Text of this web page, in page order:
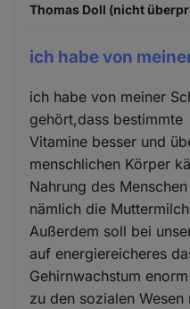
Thomas Doll (nicht
ich habe von
ich habe von meiner
gehört,dass bestimmte
Vitamine besser und
menschlichen Körper
Nahrung des
nämlich die Muttermilch
Außerdem soll bei
auf energiereicheres
Gehirnwachstum
zu den sozialen